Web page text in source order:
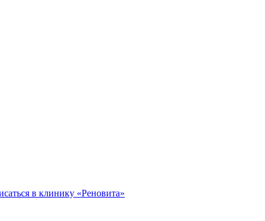
в клинику «Реновита»